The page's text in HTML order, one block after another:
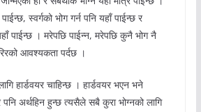
स्वर्गको भोग गर्न पनि यहाँ पाईन्छ र
पाईन्छ । मरेपछि पाईन्न, मरेपछि कुनै भोग नै
आवश्यकता पर्दछ ।
हार्डवयर चाहिन्छ । हार्डवयर भएन भने
अर्थहिन हुन्छ त्यसैले सबै कुरा भोग्नको लागि